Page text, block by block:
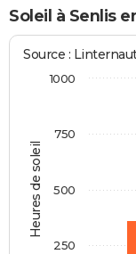
Soleil à Senlis
Heures de soleil
Source :
250
500
750
1000